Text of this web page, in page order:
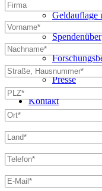
Geldauflage
News & Presse
Newsletter
Presse
Mediathek &
Kontakt